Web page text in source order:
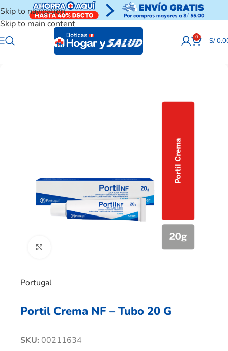
Skip to navigation
Skip to main content
0 S/
Portugal
Portil Crema NF – Tubo 20 G
SKU: 00211634